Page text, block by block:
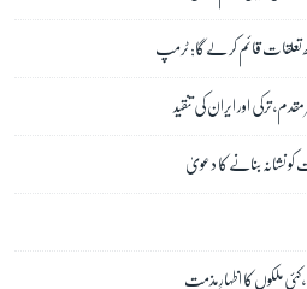
قائم کر لے گا: ٹرمپ
ترکی اور ایران کی تنقید
نشانہ بنانے کا دعویٰ
ملکوں کا اظہارِ مذمت